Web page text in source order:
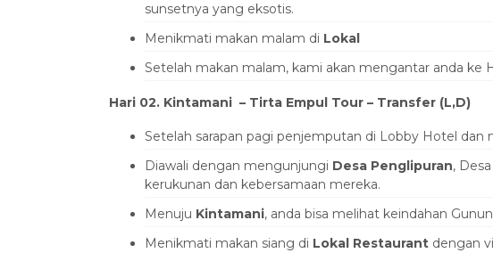
sunsetnya yang eksotis.
Menikmati makan malam di Lokal
Setelah makan malam, kami akan mengantar anda ke
Hari 02. Kintamani – Tirta Empul Tour – Transfer (L,D)
Setelah sarapan pagi penjemputan di Lobby Hotel dan
Diawali dengan mengunjungi Desa Penglipuran,
kerukunan dan kebersamaan mereka.
Menuju Kintamani, anda bisa melihat keindahan
Menikmati makan siang di Lokal Restaurant dengan